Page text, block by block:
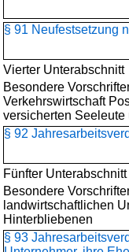
§ 91 Neufestsetzung
Vierter Unterabschnitt
Besondere
Verkehrswirtschaft
versicherten
§ 92
Fünfter Unterabschnitt
Besondere
landwirtschaftlichen
Hinterbliebenen
§ 93